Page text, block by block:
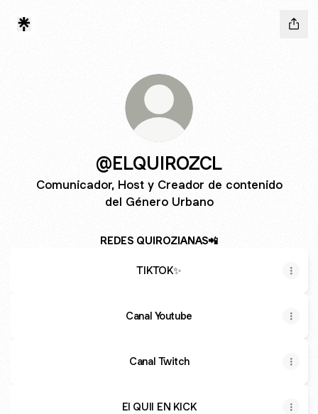
@ELQUIROZCL
Comunicador, Host y Creador de contenido
del Género Urbano
REDES QUIROZIANAS📲
TIKTOK✨
Canal Youtube
Canal Twitch
El QUII EN KICK